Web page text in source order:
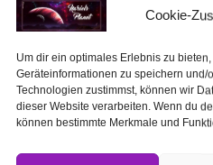
Cookie-
Um dir ein optimales Erlebnis zu
Geräteinformationen zu speichern
Technologien zustimmst, können wir
dieser Website verarbeiten. Wenn du
können bestimmte Merkmale und
Kopf?
meisten Spaß?